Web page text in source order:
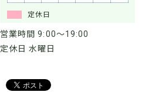
定休日
営業時間 9:00～19:00
定休日 水曜日